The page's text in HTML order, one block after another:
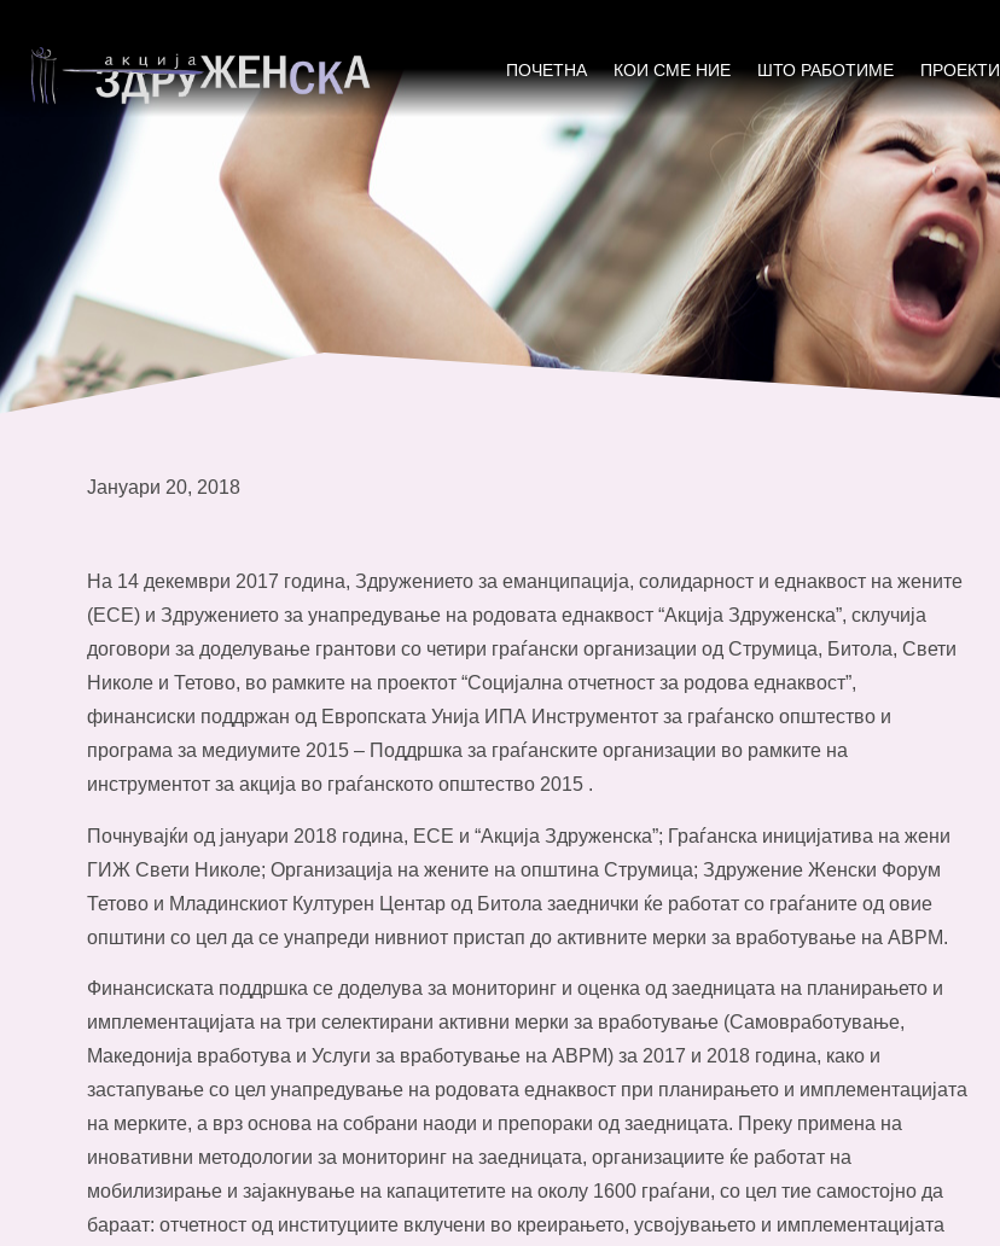
ПОЧЕТНА КОИ СМЕ НИЕ ШТО РАБОТИМЕ ПРОЕКТИ
Јануари 20, 2018
На 14 декември 2017 година, Здружението за еманципација, солидарност и еднаквост на жените
(ЕСЕ) и Здружението за унапредување на родовата еднаквост “Акција Здруженска”, склучија
договори за доделување грантови со четири граѓански организации од Струмица, Битола, Свети
Николе и Тетово, во рамките на проектот “Социјална отчетност за родова еднаквост”,
финансиски поддржан од Европската Унија ИПА Инструментот за граѓанско општество и
програма за медиумите 2015 – Поддршка за граѓанските организации во рамките на
инструментот за акција во граѓанското општество 2015 .
Почнувајќи од јануари 2018 година, ЕСЕ и “Акција Здруженска”; Граѓанска иницијатива на жени
ГИЖ Свети Николе; Организација на жените на општина Струмица; Здружение Женски Форум
Тетово и Младинскиот Културен Центар од Битола заеднички ќе работат со граѓаните од овие
општини со цел да се унапреди нивниот пристап до активните мерки за вработување на АВРМ.
Финансиската поддршка се доделува за мониторинг и оценка од заедницата на планирањето и
имплементацијата на три селектирани активни мерки за вработување (Самовработување,
Македонија вработува и Услуги за вработување на АВРМ) за 2017 и 2018 година, како и
застапување со цел унапредување на родовата еднаквост при планирањето и имплементацијата
на мерките, а врз основа на собрани наоди и препораки од заедницата. Преку примена на
иновативни методологии за мониторинг на заедницата, организациите ќе работат на
мобилизирање и зајакнување на капацитетите на околу 1600 граѓани, со цел тие самостојно да
бараат: отчетност од институциите вклучени во креирањето, усвојувањето и имплементацијата